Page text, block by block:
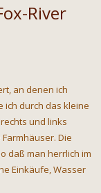
River
an denen ich
ich durch das kleine
und links
Die
daß man herrlich im
Einkäufe, Wasser